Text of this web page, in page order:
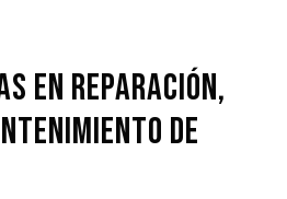
en reparación,
de